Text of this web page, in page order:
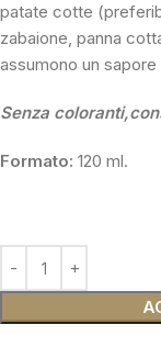
patate cotte
zabaione, panna
assumono un
Senza
Formato: 120 ml.